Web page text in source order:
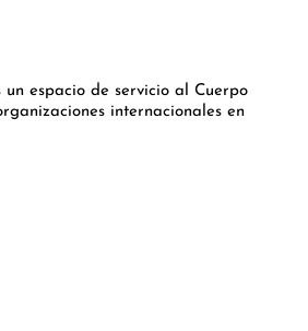
un espacio de servicio al Cuerpo
internacionales en